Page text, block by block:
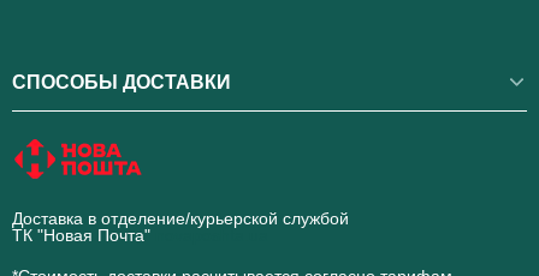
СПОСОБЫ ДОСТАВКИ
Доставка в отделение/курьерской службой
ТК "Новая Почта"